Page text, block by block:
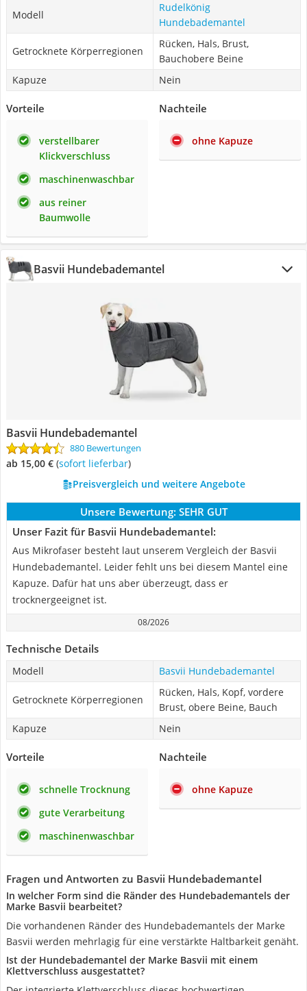
Modell
Rudelkönig
Hundebademantel
Getrocknete Körperregionen
Rücken, Hals, Brust,
Bauchobere Beine
Kapuze
Nein
Vorteile
verstellbarer
Klickverschluss
maschinenwaschbar
aus reiner
Baumwolle
Nachteile
ohne Kapuze
Basvii Hundebademantel
Basvii Hundebademantel
880 Bewertungen
ab 15,00 € ( Sofort lieferbar)
Preisvergleich und weitere Angebote
Unsere Bewertung: SEHR GUT
Unser Fazit für Basvii Hundebademantel:
Aus Mikrofaser besteht laut unserem Vergleich der Basvii
Hundebademantel. Leider fehlt uns bei diesem Mantel eine
Kapuze. Dafür hat uns aber überzeugt, dass er
trocknergeeignet ist.
08/2026
Technische Details
Modell Basvii Hundebademantel
Getrocknete Körperregionen
Rücken, Hals, Kopf, vordere
Brust, obere Beine, Bauch
Kapuze
Nein
Vorteile
schnelle Trocknung
gute Verarbeitung
maschinenwaschbar
Nachteile
ohne Kapuze
Fragen und Antworten zu Basvii Hundebademantel
In welcher Form sind die Ränder des Hundebademantels der
Marke Basvii bearbeitet?
Die vorhandenen Ränder des Hundebademantels der Marke
Basvii werden mehrlagig für eine verstärkte Haltbarkeit genäht.
Ist der Hundebademantel der Marke Basvii mit einem
Klettverschluss ausgestattet?